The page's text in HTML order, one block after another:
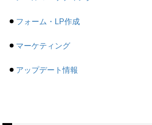
フォーム・LP作成
マーケティング
アップデート情報